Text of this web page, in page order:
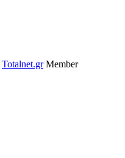
Totalnet.grMember